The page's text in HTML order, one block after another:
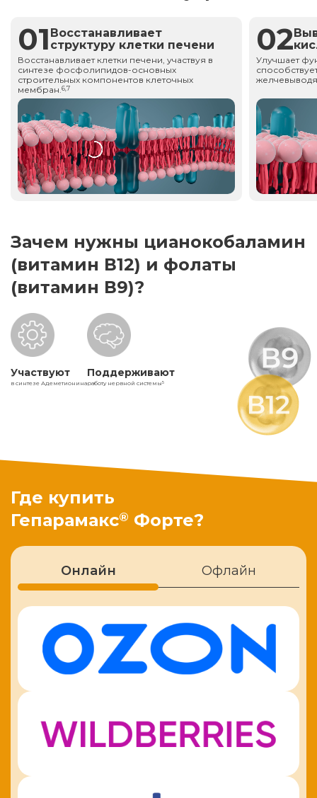
01 Восстанавливает
структуру клетки печени
Восстанавливает клетки печени, участвуя в
синтезе фосфолипидов-основных
строительных компонентов клеточных
мембран.6,7
02
Улучшает
Зачем нужны цианокобаламин
(витамин В12) и фолаты
(витамин В9)?
Участвуют
в синтезе Адеметионина
Поддерживают
работу нервной системы5
Где купить
Гепарамакс® Форте?
Онлайн Офлайн